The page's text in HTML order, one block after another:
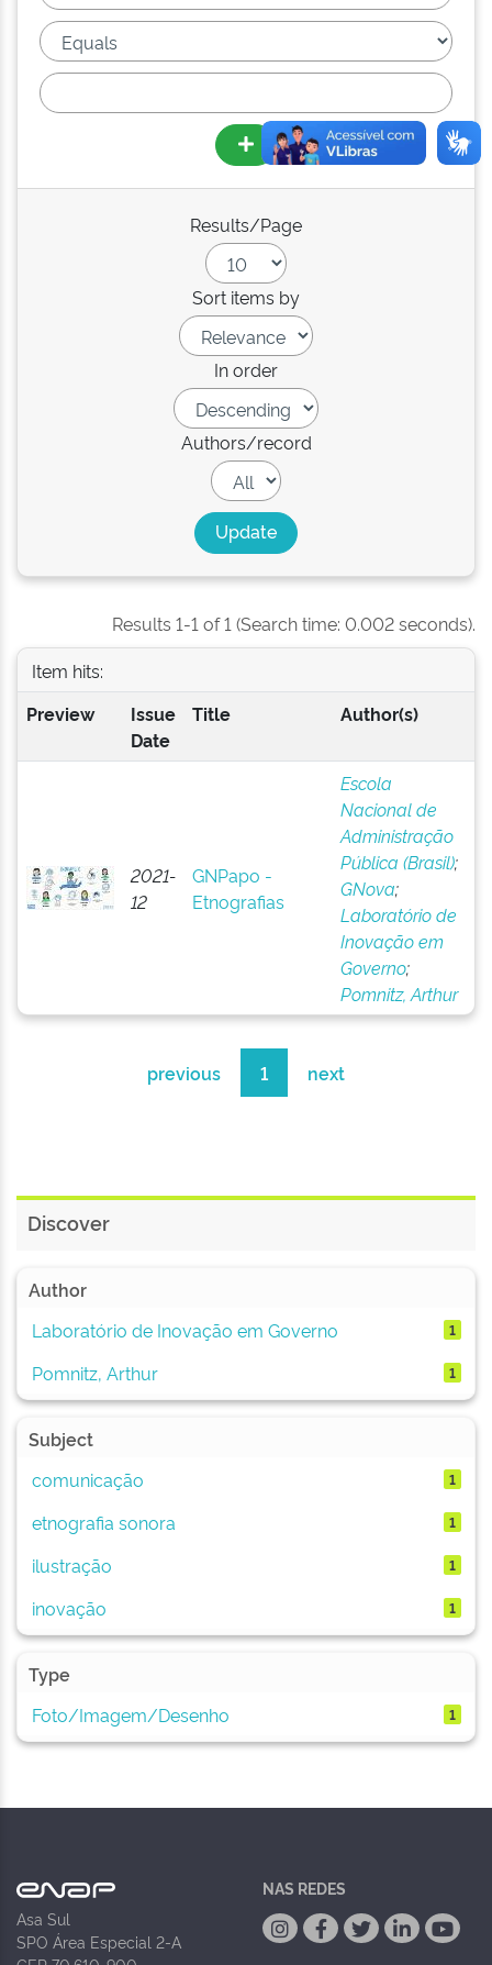
Results/Page
Sort items by
In order
Authors/record
Results 1-1 of 1 (Search time: 0.002 seconds).
Item hits:
Preview
Issue
Date
Title Author(s)
2021-
12
GNPapo -
Etnografias
Escola
Nacional de
Administração
Pública (Brasil);
GNova;
Laboratório de
Inovação em
Governo;
Pomnitz, Arthur
previous 1 next
Discover
Author
Laboratório de Inovação em Governo
1
Pomnitz, Arthur 1
Subject
comunicação
1
etnografia sonora 1
ilustração 1
inovação 1
Type
Foto/Imagem/Desenho
1
Asa Sul
SPO Área Especial 2-A
NAS REDES